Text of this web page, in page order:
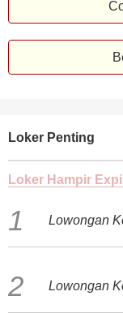
Loker Penting
Loker Hampir
Lowongan
Lowongan